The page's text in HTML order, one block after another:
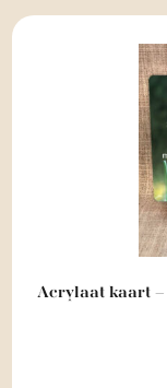
Acrylaat kaart –